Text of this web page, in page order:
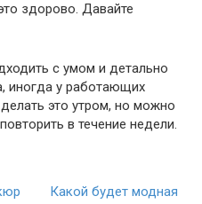
здорово. Давайте
с умом и детально
иногда у работающих
это утром, но можно
в течение недели.
Какой будет модная